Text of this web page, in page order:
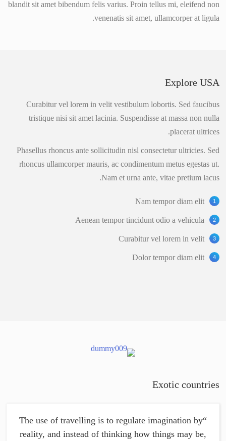
blandit sit amet bibendum felis varius. Proin tellus mi, eleifend non
venenatis sit amet, ullamcorper at ligula.
Explore USA
Curabitur vel lorem in velit vestibulum lobortis. Sed faucibus
tristique nisi sit amet lacinia. Suspendisse at massa non nulla
placerat ultrices.
Phasellus rhoncus ante sollicitudin nisl consectetur ultricies. Sed
rhoncus ullamcorper mauris, ac condimentum metus egestas ut.
Nam et urna ante, vitae pretium lacus.
Nam tempor diam elit
Aenean tempor tincidunt odio a vehicula
Curabitur vel lorem in velit
Dolor tempor diam elit
Exotic countries
“The use of travelling is to regulate imagination by
reality, and instead of thinking how things may be,